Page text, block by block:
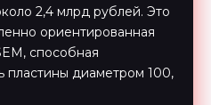
2,4 млрд рублей. Это
ориентированная
способная
пластины диаметром 100,